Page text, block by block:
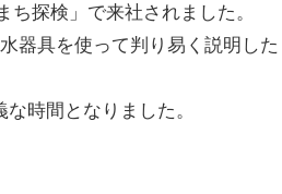
探検」で来社されました。
器具を使って判り易く説明した
時間となりました。